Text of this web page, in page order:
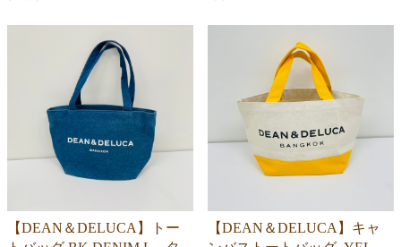
【DEAN＆DELUCA】トー
【DEAN＆DELUCA】キャ